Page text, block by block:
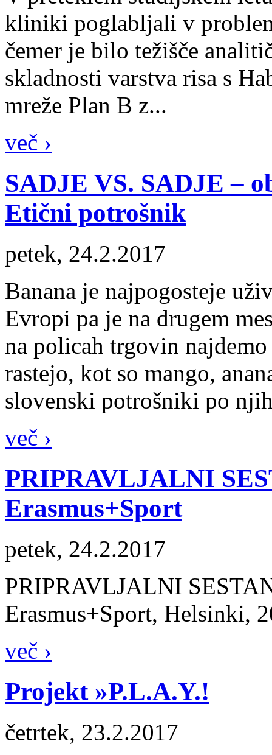
kliniki poglabljali v
čemer je bilo težišče
skladnosti varstva risa s
mreže Plan B z...
več ›
SADJE VS. SADJE –
Etični potrošnik
petek, 24.2.2017
Banana je najpogosteje
Evropi pa je na drugem
na policah trgovin
rastejo, kot so mango,
slovenski potrošniki po
več ›
PRIPRAVLJALNI
Erasmus+Sport
petek, 24.2.2017
PRIPRAVLJALNI
Erasmus+Sport, Helsinki,
več ›
Projekt »P.L.A.Y.!
četrtek, 23.2.2017